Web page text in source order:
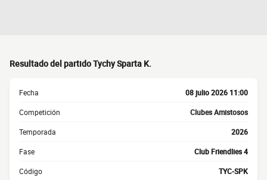
Resultado del partido Tychy Sparta K.
Fecha 08 julio 2026 11:00
Competición Clubes Amistosos
Temporada 2026
Fase Club Friendlies 4
Código TYC-SPK